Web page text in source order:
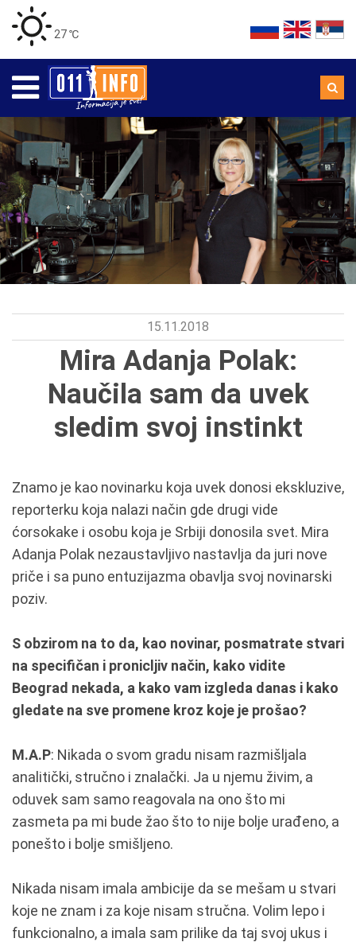
27 ℃
15.11.2018
Mira Adanja Polak:
Naučila sam da uvek
sledim svoj instinkt
Znamo je kao novinarku koja uvek donosi ekskluzive,
reporterku koja nalazi način gde drugi vide
ćorsokake i osobu koja je Srbiji donosila svet. Mira
Adanja Polak nezaustavljivo nastavlja da juri nove
priče i sa puno entuzijazma obavlja svoj novinarski
poziv.
S obzirom na to da, kao novinar, posmatrate stvari
na specifičan i pronicljiv način, kako vidite
Beograd nekada, a kako vam izgleda danas i kako
gledate na sve promene kroz koje je prošao?
M.A.P: Nikada o svom gradu nisam razmišljala
analitički, stručno i znalački. Ja u njemu živim, a
oduvek sam samo reagovala na ono što mi
zasmeta pa mi bude žao što to nije bolje urađeno, a
ponešto i bolje smišljeno.
Nikada nisam imala ambicije da se mešam u stvari
koje ne znam i za koje nisam stručna. Volim lepo i
funkcionalno, a imala sam prilike da taj svoj ukus i